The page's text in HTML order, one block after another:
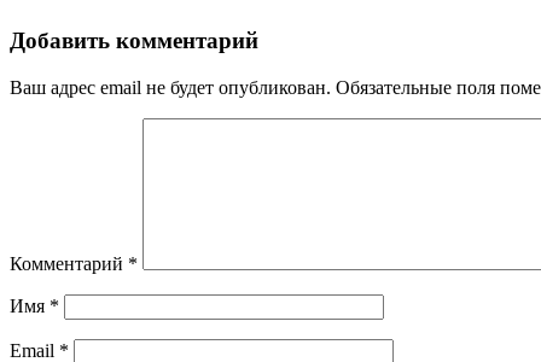
Добавить комментарий
Ваш адрес email не будет опубликован. Обязательные поля
Комментарий *
Имя *
Email *